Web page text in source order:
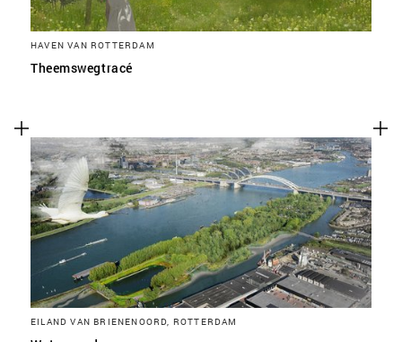
HAVEN VAN ROTTERDAM
Theemswegtracé
EILAND VAN BRIENENOORD, ROTTERDAM